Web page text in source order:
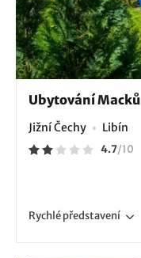
Ubytování Macků
Jižní Čechy Libín
4.7/10
Rychlépředstavení